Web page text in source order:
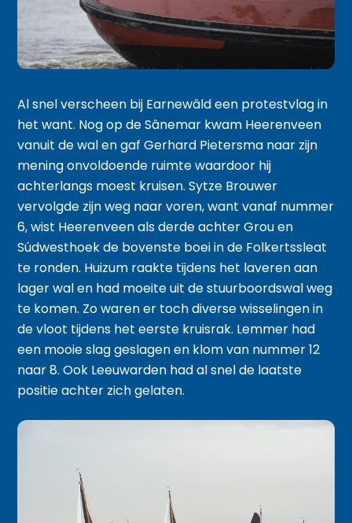
Al snel verscheen bij Earnewâld een protestvlag in
het want. Nog op de Sânemar kwam Heerenveen
vanuit de wal en gaf Gerhard Pietersma naar zijn
mening onvoldoende ruimte waardoor hij
achterlangs moest kruisen. Sytze Brouwer
vervolgde zijn weg naar voren, want vanaf nummer
6, wist Heerenveen als derde achter Grou en
Súdwesthoek de bovenste boei in de Folkertssleat
te ronden. Huizum raakte tijdens het laveren aan
lager wal en had moeite uit de stuurboordswal weg
te komen. Zo waren er toch diverse wisselingen in
de vloot tijdens het eerste kruisrak. Lemmer had
een mooie slag geslagen en klom van nummer 12
naar 8. Ook Leeuwarden had al snel de laatste
positie achter zich gelaten.